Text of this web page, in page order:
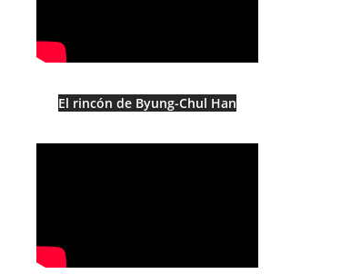
El rincón de Byung-Chul Han